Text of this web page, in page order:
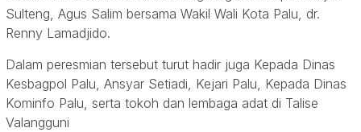
Sulteng, Agus Salim bersama Wakil Wali Kota Palu, dr.
Renny Lamadjido.
Dalam peresmian tersebut turut hadir juga Kepada Dinas
Kesbagpol Palu, Ansyar Setiadi, Kejari Palu, Kepada Dinas
Kominfo Palu, serta tokoh dan lembaga adat di Talise
Valangguni